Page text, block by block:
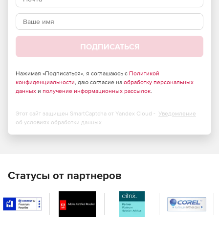
ПОДПИСАТЬСЯ
Нажимая «Подписаться», я соглашаюсь с Политикой
конфиденциальности, даю согласие на обработку персональных
данных и получение информационных рассылок.
Этот сайт защищен SmartCaptcha от Yandex Cloud - Уведомление
об условиях обработки данных
Статусы от партнеров